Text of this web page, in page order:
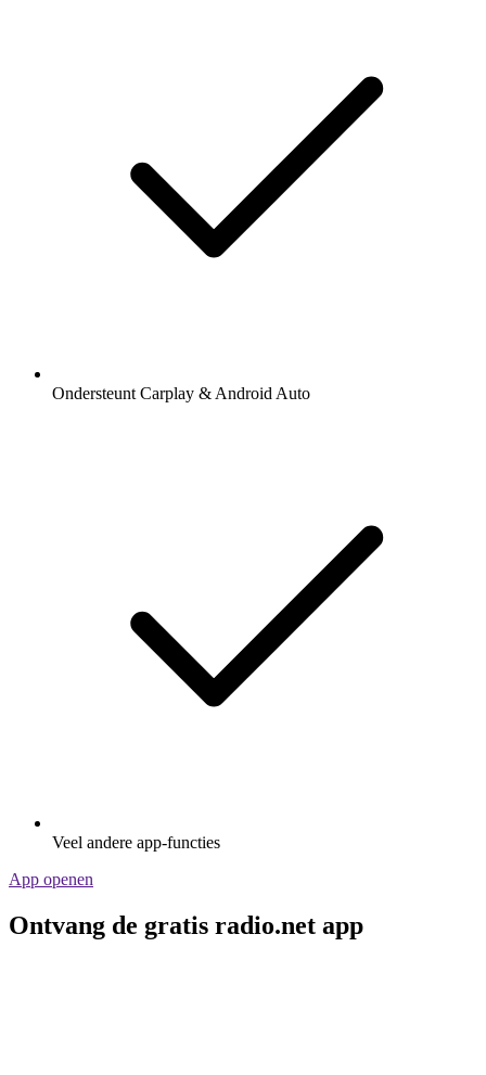
Ondersteunt Carplay & Android Auto
Veel andere app-functies
App openen
Ontvang de gratis radio.net app